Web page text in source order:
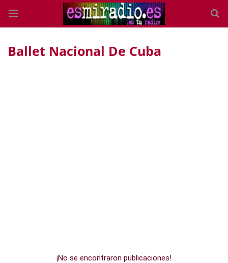
Ballet Nacional De Cuba
¡No se encontraron publicaciones!